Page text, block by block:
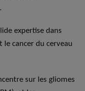
expertise dans
cancer du cerveau
sur les gliomes